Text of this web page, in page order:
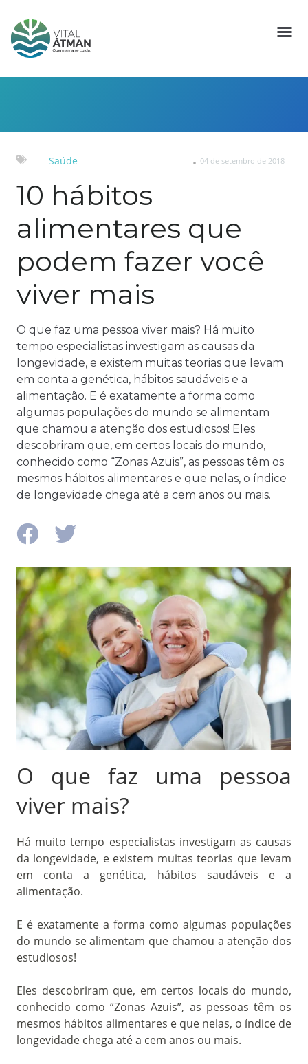
Saúde 04 de setembro de 2018
10 hábitos
alimentares que
podem fazer você
viver mais
O que faz uma pessoa viver mais? Há muito
tempo especialistas investigam as causas da
longevidade, e existem muitas teorias que levam
em conta a genética, hábitos saudáveis e a
alimentação. E é exatamente a forma como
algumas populações do mundo se alimentam
que chamou a atenção dos estudiosos! Eles
descobriram que, em certos locais do mundo,
conhecido como “Zonas Azuis”, as pessoas têm os
mesmos hábitos alimentares e que nelas, o índice
de longevidade chega até a cem anos ou mais.
O que faz uma pessoa
viver mais?
Há muito tempo especialistas investigam as causas
da longevidade, e existem muitas teorias que levam
em conta a genética, hábitos saudáveis e a
alimentação.
E é exatamente a forma como algumas populações
do mundo se alimentam que chamou a atenção dos
estudiosos!
Eles descobriram que, em certos locais do mundo,
conhecido como “Zonas Azuis”, as pessoas têm os
mesmos hábitos alimentares e que nelas, o índice de
longevidade chega até a cem anos ou mais.